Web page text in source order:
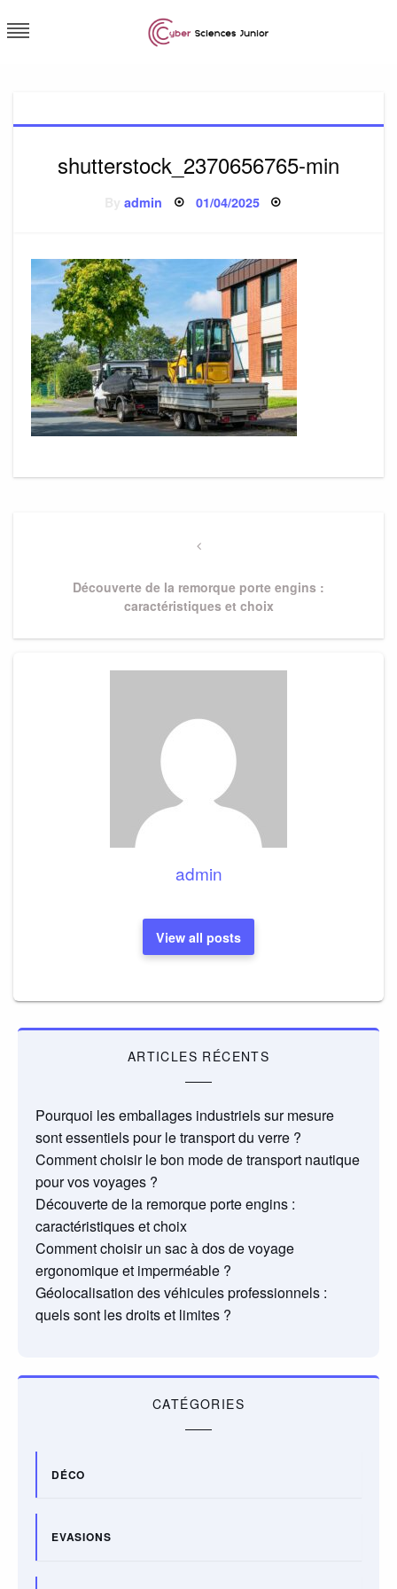
to
shutterstock_2370656765-min
Byadmin Posted
01/04/2025
Previous
Découverte de la remorque porte engins :
caractéristiques et choix
admin
View all posts
ARTICLES RÉCENTS
Pourquoi les emballages industriels sur mesure
sont essentiels pour le transport du verre ?
Comment choisir le bon mode de transport nautique
pour vos voyages ?
Découverte de la remorque porte engins :
caractéristiques et choix
Comment choisir un sac à dos de voyage
ergonomique et imperméable ?
Géolocalisation des véhicules professionnels :
quels sont les droits et limites ?
CATÉGORIES
DÉCO
EVASIONS